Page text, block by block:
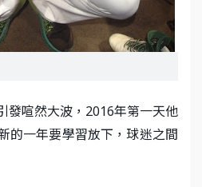
發喧然大波，2016年第一天他
的一年要學習放下，球迷之間